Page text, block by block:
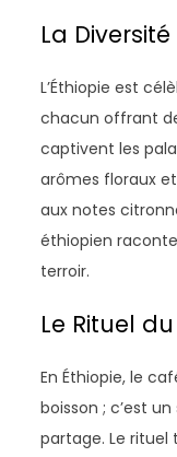
La
L’Éthiopie est
chacun offrant
captivent les
arômes floraux
aux notes
éthiopien
terroir.
Le Rituel
En Éthiopie, le
boisson ; c’est
partage. Le